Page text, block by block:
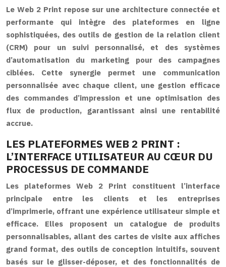
Le Web 2 Print repose sur une architecture connectée et
performante qui intègre des plateformes en ligne
sophistiquées, des outils de gestion de la relation client
(CRM) pour un suivi personnalisé, et des systèmes
d’automatisation du marketing pour des campagnes
ciblées. Cette synergie permet une communication
personnalisée avec chaque client, une gestion efficace
des commandes d’impression et une optimisation des
flux de production, garantissant ainsi une rentabilité
accrue.
LES PLATEFORMES WEB 2 PRINT :
L’INTERFACE UTILISATEUR AU CŒUR DU
PROCESSUS DE COMMANDE
Les plateformes Web 2 Print constituent l’interface
principale entre les clients et les entreprises
d’imprimerie, offrant une expérience utilisateur simple et
efficace. Elles proposent un catalogue de produits
personnalisables, allant des cartes de visite aux affiches
grand format, des outils de conception intuitifs, souvent
basés sur le glisser-déposer, et des fonctionnalités de